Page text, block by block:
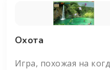
Охота
Игра, похожая на